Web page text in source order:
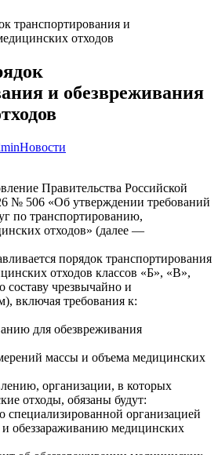
транспортирования и
отходов
и обезвреживания
Новости
Правительства Российской
№ 506 «Об утверждении требований
по транспортированию,
отходов» (далее —
порядок транспортирования
отходов классов «Б», «В»,
чрезвычайно и
включая требования к:
для обезвреживания
массы и объема медицинских
организации, в которых
отходы, обязаны будут:
специализированной организацией
обеззараживанию медицинских